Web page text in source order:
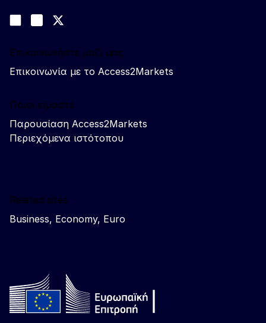
Join us on LinkedIn
Trade-Off podcast
Επικοινωνήστε μαζί μας
Επικοινωνία με το Access2Markets
Ποιοι είμαστε
Παρουσίαση Access2Markets
Περιεχόμενα ιστότοπου
Related sites
Business, Economy, Euro